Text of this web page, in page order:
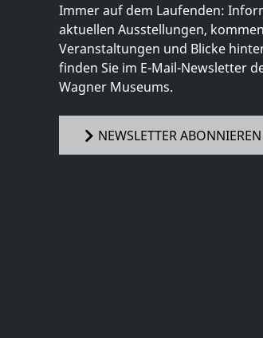
Immer auf dem Laufenden:
aktuellen Ausstellungen,
Veranstaltungen und Blicke
finden Sie im E-Mail-Newsletter
Wagner Museums.
NEWSLETTER ABONNIEREN